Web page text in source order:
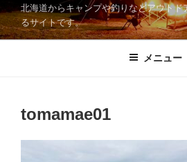
キ
ッ
北海道からキャンプや釣りなどアウトド
るサイトです。
メニュー
tomamae01